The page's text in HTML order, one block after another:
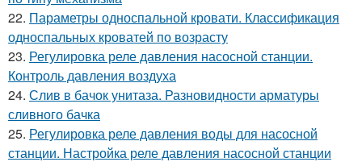
22. Параметры односпальной кровати. Классификация
односпальных кроватей по возрасту
23. Регулировка реле давления насосной станции.
Контроль давления воздуха
24. Слив в бачок унитаза. Разновидности арматуры
сливного бачка
25. Регулировка реле давления воды для насосной
станции. Настройка реле давления насосной станции